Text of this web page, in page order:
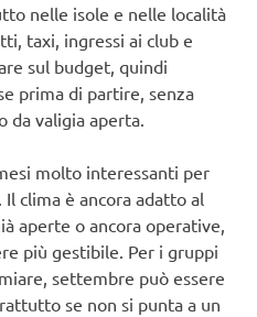
nelle isole e nelle località
taxi, ingressi ai club e
sul budget, quindi
prima di partire, senza
da valigia aperta.
molto interessanti per
clima è ancora adatto al
aperte o ancora operative,
più gestibile. Per i gruppi
settembre può essere
se non si punta a un